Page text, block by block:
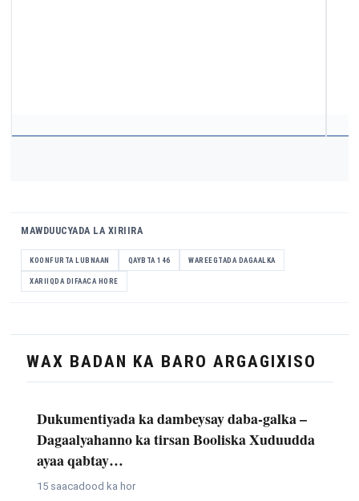
MAWDUUCYADA LA XIRIIRA
KOONFURTA LUBNAAN QAYBTA 146 WAREEGTADA DAGAALKA
XARIIQDA DIFAACA HORE
WAX BADAN KA BARO ARGAGIXISO
Dukumentiyada ka dambeysay daba-galka –
Dagaalyahanno ka tirsan Booliska Xuduudda
ayaa qabtay…
15 saacadood ka hor